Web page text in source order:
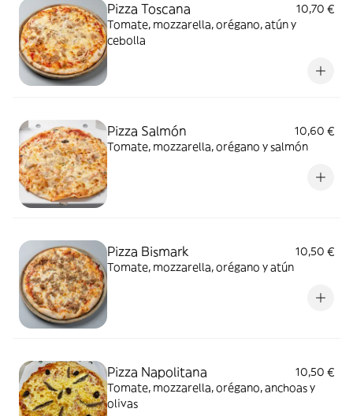
Pizza Toscana
10,70 €
Tomate, mozzarella, orégano, atún y
cebolla
Pizza Salmón
10,60 €
Tomate, mozzarella, orégano y salmón
Pizza Bismark
10,50 €
Tomate, mozzarella, orégano y atún
Pizza Napolitana
10,50 €
Tomate, mozzarella, orégano, anchoas y
olivas